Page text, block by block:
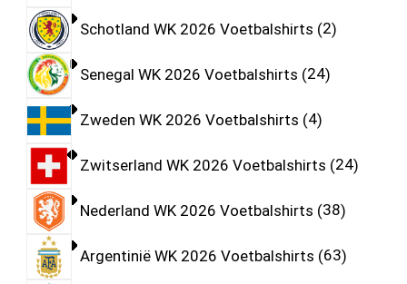
Schotland WK 2026 Voetbalshirts 2
Senegal WK 2026 Voetbalshirts 24
Zweden WK 2026 Voetbalshirts 4
Zwitserland WK 2026 Voetbalshirts 24
Nederland WK 2026 Voetbalshirts 38
Argentinië WK 2026 Voetbalshirts 63